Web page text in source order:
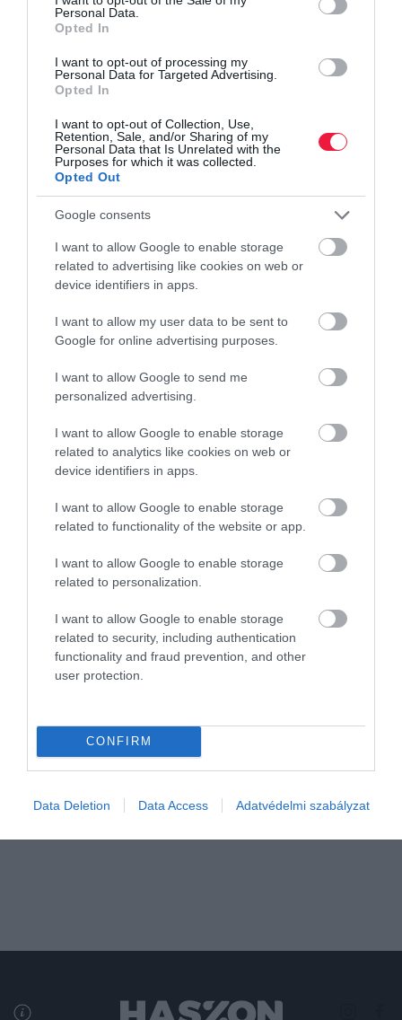
Personal Data.
Opted In
I want to opt-out of processing my
Personal Data for Targeted Advertising.
Opted In
I want to opt-out of Collection, Use,
Retention, Sale, and/or Sharing of my
Personal Data that Is Unrelated with the
Purposes for which it was collected.
Opted Out
Google consents
I want to allow Google to enable storage
related to advertising like cookies on web or
device identifiers in apps.
I want to allow my user data to be sent to
Google for online advertising purposes.
I want to allow Google to send me
personalized advertising.
I want to allow Google to enable storage
related to analytics like cookies on web or
device identifiers in apps.
I want to allow Google to enable storage
related to functionality of the website or app.
I want to allow Google to enable storage
related to personalization.
I want to allow Google to enable storage
related to security, including authentication
functionality and fraud prevention, and other
user protection.
CONFIRM
Data Deletion Data Access Adatvédelmi szabályzat
szorongás
Bár a technológia lehetővé teszi, hogy a tengerpartról is
válaszoljunk az e-mailekre, a szabadság alatti folyamatos
készenlét nemcsak a családi kapcsolatokat rombolja szét, hanem
egyenes utat jelent…
Ennyi négyévszakos gumi kapott nagyon jó vagy jó
A négyévszakos gumi sok sofőr számára csábító kompromisszum.
Nem kell tavasszal és ősszel gumishoz járni, nincs szükség két
Szakértők…